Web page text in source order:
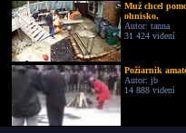
Muž chcel
ohnisko,
Autor: tanna
31 424 videní
Požiarnik
Autor: jb
14 888 videní